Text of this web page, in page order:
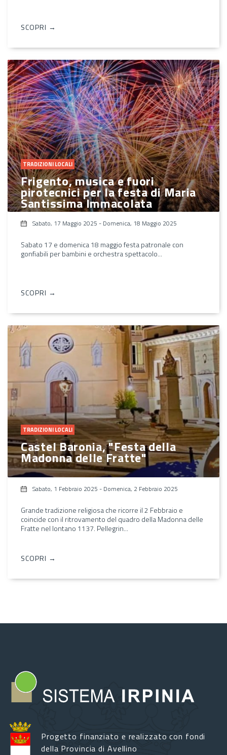
SCOPRI →
TRADIZIONI LOCALI
Frigento, musica e fuori
pirotecnici per la festa di Maria
Santissima Immacolata
Sabato, 17 Maggio 2025 - Domenica, 18 Maggio 2025
Sabato 17 e domenica 18 maggio festa patronale con
gonfiabili per bambini e orchestra spettacolo...
SCOPRI →
TRADIZIONI LOCALI
Castel Baronia, "Festa della
Madonna delle Fratte"
Sabato, 1 Febbraio 2025 - Domenica, 2 Febbraio 2025
Grande tradizione religiosa che ricorre il 2 Febbraio e
coincide con il ritrovamento del quadro della Madonna delle
Fratte nel lontano 1137. Pellegrin...
SCOPRI →
Progetto finanziato e realizzato con fondi
della Provincia di Avellino